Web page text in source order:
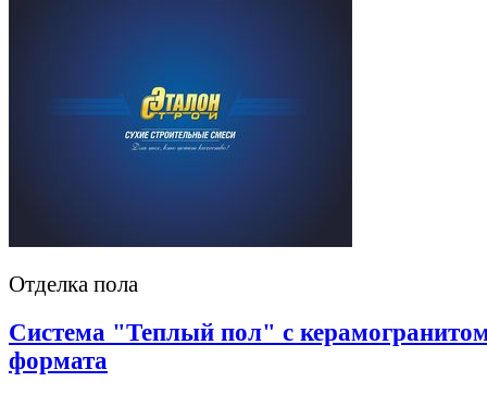
Отделка пола
Система "Теплый пол" с
формата